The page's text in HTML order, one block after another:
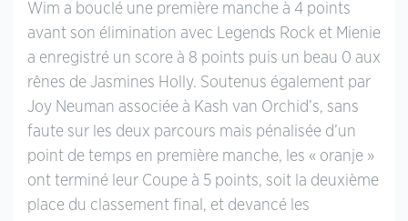
Wim a bouclé une première manche à 4 points
avant son élimination avec Legends Rock et Mienie
a enregistré un score à 8 points puis un beau 0 aux
rênes de Jasmines Holly. Soutenus également par
Joy Neuman associée à Kash van Orchid’s, sans
faute sur les deux parcours mais pénalisée d’un
point de temps en première manche, les « oranje »
ont terminé leur Coupe à 5 points, soit la deuxième
place du classement final, et devancé les